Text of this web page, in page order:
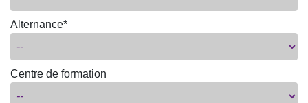
Alternance*
Centre de formation